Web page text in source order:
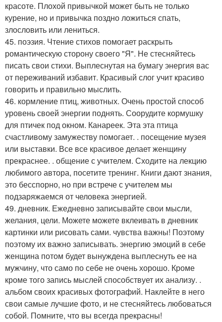
красоте. Плохой привычкой может быть не только
курение, но и привычка поздно ложиться спать,
злословить или лениться.
45. поэзия. Чтение стихов помогает раскрыть
романтическую сторону своего "Я". Не стесняйтесь
писать свои стихи. Выплеснутая на бумагу энергия вас
от переживаний избавит. Красивый слог учит красиво
говорить и правильно мыслить.
46. кормление птиц, животных. Очень простой способ
уровень своей энергии поднять. Соорудите кормушку
для птичек под окном. Канареек. Эта эта птица
счастливому замужеству помогает. . посещение музея
или выставки. Все все красивое делает женщину
прекраснее. . общение с учителем. Сходите на лекцию
любимого автора, посетите тренинг. Книги дают знания,
это бесспорно, но при встрече с учителем мы
подзаряжаемся от человека энергией.
49. дневник. Ежедневно записывайте свои мысли,
желания, цели. Можете можете вклеивать в дневник
картинки или рисовать сами. чувства важны! Поэтому
поэтому их важно записывать. энергию эмоций в себе
женщина потом будет вынуждена выплеснуть ее на
мужчину, что само по себе не очень хорошо. Кроме
кроме того запись мыслей способствует их анализу. .
альбом своих красивых фотографий. Наклейте в него
свои самые лучшие фото, и не стесняйтесь любоваться
собой. Помните, что вы всегда прекрасны!